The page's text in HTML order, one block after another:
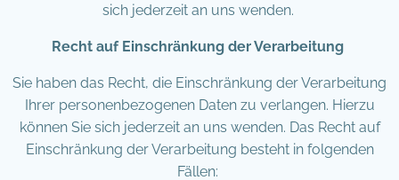
sich jederzeit an uns wenden.
Recht auf Einschränkung der Verarbeitung
Sie haben das Recht, die Einschränkung der Verarbeitung
Ihrer personenbezogenen Daten zu verlangen. Hierzu
können Sie sich jederzeit an uns wenden. Das Recht auf
Einschränkung der Verarbeitung besteht in folgenden
Fällen: